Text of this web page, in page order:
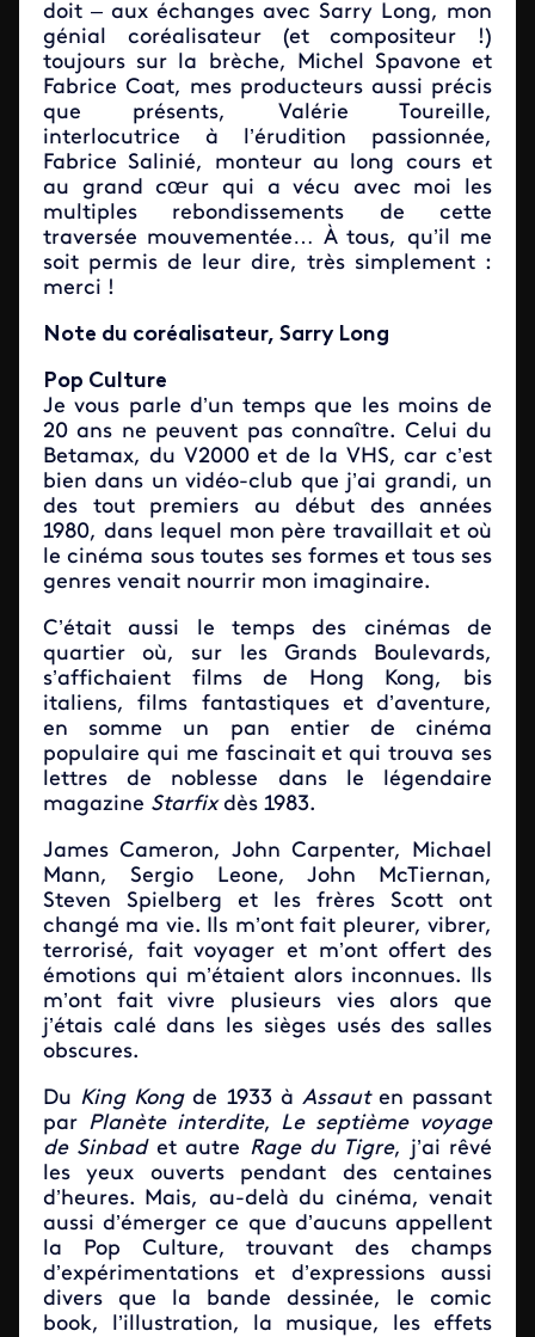
doit – aux échanges avec Sarry Long, mon
génial coréalisateur (et compositeur !)
toujours sur la brèche, Michel Spavone et
Fabrice Coat, mes producteurs aussi précis
que présents, Valérie Toureille,
interlocutrice à l’érudition passionnée,
Fabrice Salinié, monteur au long cours et
au grand cœur qui a vécu avec moi les
multiples rebondissements de cette
traversée mouvementée… À tous, qu’il me
soit permis de leur dire, très simplement :
merci !
Note du coréalisateur, Sarry Long
Pop Culture
Je vous parle d’un temps que les moins de
20 ans ne peuvent pas connaître. Celui du
Betamax, du V2000 et de la VHS, car c’est
bien dans un vidéo-club que j’ai grandi, un
des tout premiers au début des années
1980, dans lequel mon père travaillait et où
le cinéma sous toutes ses formes et tous ses
genres venait nourrir mon imaginaire.
C’était aussi le temps des cinémas de
quartier où, sur les Grands Boulevards,
s’affichaient films de Hong Kong, bis
italiens, films fantastiques et d’aventure,
en somme un pan entier de cinéma
populaire qui me fascinait et qui trouva ses
lettres de noblesse dans le légendaire
magazine Starfixdès 1983.
James Cameron, John Carpenter, Michael
Mann, Sergio Leone, John McTiernan,
Steven Spielberg et les frères Scott ont
changé ma vie. Ils m’ont fait pleurer, vibrer,
terrorisé, fait voyager et m’ont offert des
émotions qui m’étaient alors inconnues. Ils
m’ont fait vivre plusieurs vies alors que
j’étais calé dans les sièges usés des salles
obscures.
Du King Kongde 1933 à Assauten passant
par Planète interdite, Le septième voyage
de Sinbadet autre Rage du Tigre, j’ai rêvé
les yeux ouverts pendant des centaines
d’heures. Mais, au-delà du cinéma, venait
aussi d’émerger ce que d’aucuns appellent
la Pop Culture, trouvant des champs
d’expérimentations et d’expressions aussi
divers que la bande dessinée, le comic
book, l’illustration, la musique, les effets